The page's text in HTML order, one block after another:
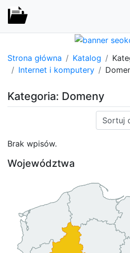
Strona główna Katalog
Internet i komputery
Kategoria: Domeny
Sortuj:
Brak wpisów.
Województwa